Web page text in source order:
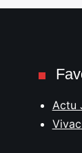
Actu